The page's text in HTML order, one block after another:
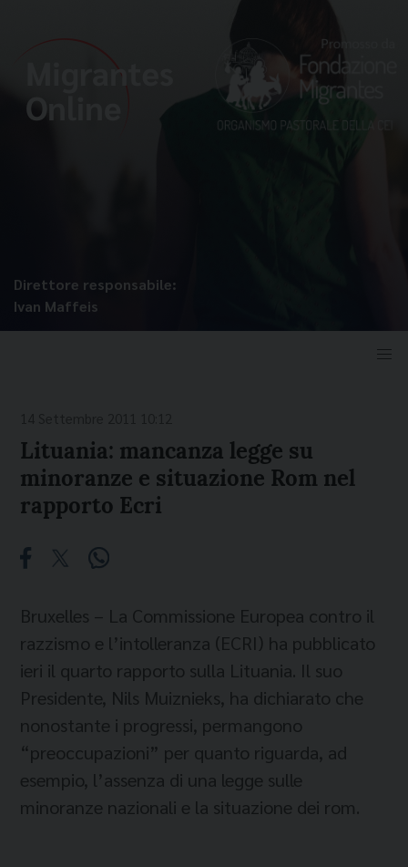
Direttore responsabile:
Ivan Maffeis
Lituania: mancanza legge su
minoranze e situazione Rom nel
rapporto Ecri
Bruxelles – La Commissione Europea contro il
razzismo e l’intolleranza (ECRI) ha pubblicato
ieri il quarto rapporto sulla Lituania. Il suo
Presidente, Nils Muiznieks, ha dichiarato che
nonostante i progressi, permangono
“preoccupazioni” per quanto riguarda, ad
esempio, l’assenza di una legge sulle
minoranze nazionali e la situazione dei rom.